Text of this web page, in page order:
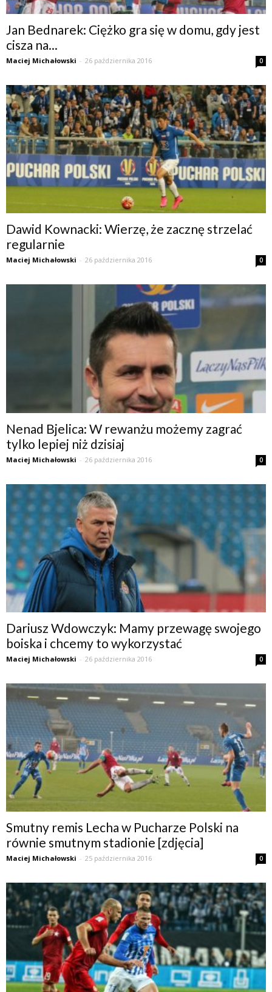
Jan Bednarek: Ciężko gra się w domu, gdy jest
cisza na...
Maciej Michałowski - 26 października 2016 0
Dawid Kownacki: Wierzę, że zacznę strzelać
regularnie
Maciej Michałowski - 26 października 2016 0
Nenad Bjelica: W rewanżu możemy zagrać
tylko lepiej niż dzisiaj
Maciej Michałowski - 26 października 2016 0
Dariusz Wdowczyk: Mamy przewagę swojego
boiska i chcemy to wykorzystać
Maciej Michałowski - 26 października 2016 0
Smutny remis Lecha w Pucharze Polski na
równie smutnym stadionie [zdjęcia]
Maciej Michałowski - 25 października 2016 0